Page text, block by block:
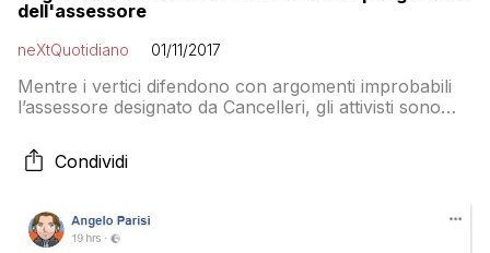
dell'assessore
neXtQuotidiano 01/11/2017
Mentre i vertici difendono con argomenti improbabili
l’assessore designato da Cancelleri, gli attivisti sono
«Così ci fate perdere le elezioni»
Condividi